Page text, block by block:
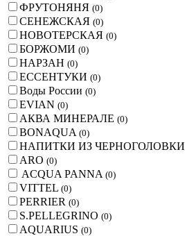
ФРУТОНЯНЯ (0)
СЕНЕЖСКАЯ (0)
НОВОТЕРСКАЯ (0)
БОРЖОМИ (0)
НАРЗАН (0)
ЕССЕНТУКИ (0)
Воды России (0)
EVIAN (0)
АКВА МИНЕРАЛЕ (0)
BONAQUA (0)
НАПИТКИ ИЗ ЧЕРНОГОЛОВКИ
ARO (0)
ACQUA PANNA (0)
VITTEL (0)
PERRIER (0)
S.PELLEGRINO (0)
AQUARIUS (0)